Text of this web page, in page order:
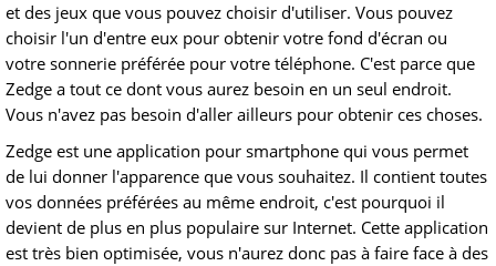
et des jeux que vous pouvez choisir d'utiliser. Vous pouvez
choisir l'un d'entre eux pour obtenir votre fond d'écran ou
votre sonnerie préférée pour votre téléphone. C'est parce que
Zedge a tout ce dont vous aurez besoin en un seul endroit.
Vous n'avez pas besoin d'aller ailleurs pour obtenir ces choses.
Zedge est une application pour smartphone qui vous permet
de lui donner l'apparence que vous souhaitez. Il contient toutes
vos données préférées au même endroit, c'est pourquoi il
devient de plus en plus populaire sur Internet. Cette application
est très bien optimisée, vous n'aurez donc pas à faire face à des